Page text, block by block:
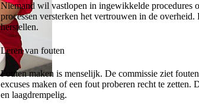
Niemand wil vastlopen in ingewikkelde procedures
processen versterken het vertrouwen in de
herstellen.
Leren van fouten
Fouten maken is menselijk. De commissie ziet
excuses maken of een fout proberen recht te
en laagdrempelig.